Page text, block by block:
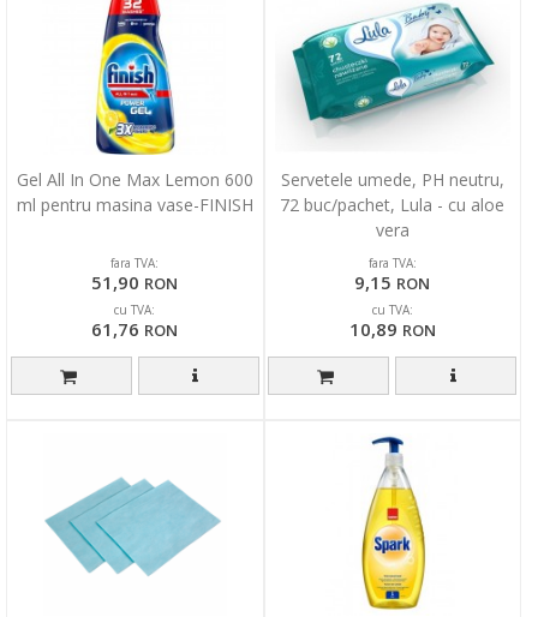
Gel All In One Max Lemon 600
ml pentru masina vase-FINISH
fara TVA:
51,90 RON
cu TVA:
61,76 RON
Servetele umede, PH neutru,
72 buc/pachet, Lula - cu aloe
vera
fara TVA:
9,15 RON
cu TVA:
10,89 RON